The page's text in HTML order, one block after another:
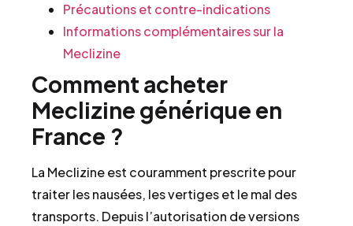
Précautions et contre-indications
Informations complémentaires sur la
Meclizine
Comment acheter
Meclizine générique en
France ?
La Meclizine est couramment prescrite pour
traiter les nausées, les vertiges et le mal des
transports. Depuis l’autorisation de versions